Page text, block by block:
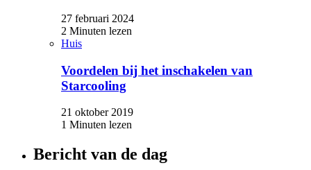
27 februari 2024
2 Minuten lezen
Huis
Voordelen bij het inschakelen van
Starcooling
21 oktober 2019
1 Minuten lezen
Bericht van de dag